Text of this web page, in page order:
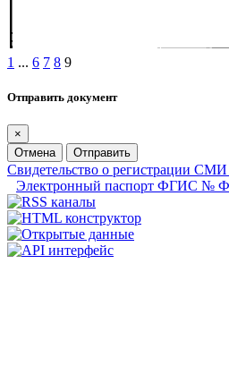
1 ... 6 7 8 9
Отправить документ
×
Отмена
Отправить
Свидетельство о регистрации
Электронный паспорт ФГИС №